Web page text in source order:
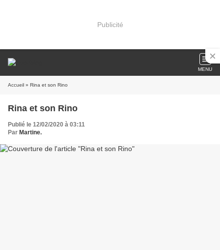
Publicité
MENU
Accueil » Rina et son Rino
Rina et son Rino
Publié le 12/02/2020 à 03:11
Par Martine.